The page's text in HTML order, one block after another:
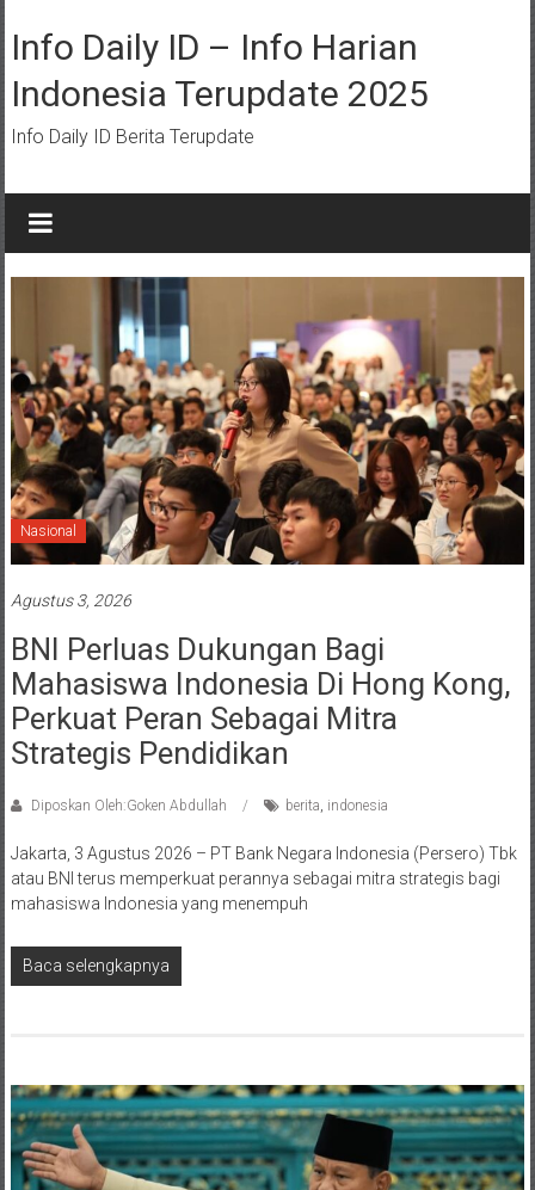
ke
konten
Info Daily ID – Info Harian
Indonesia Terupdate 2025
Info Daily ID Berita Terupdate
Nasional
Agustus 3, 2026
BNI Perluas Dukungan Bagi
Mahasiswa Indonesia Di Hong Kong,
Perkuat Peran Sebagai Mitra
Strategis Pendidikan
Diposkan Oleh:Goken Abdullah berita indonesia
Jakarta, 3 Agustus 2026 – PT Bank Negara Indonesia (Persero) Tbk
atau BNI terus memperkuat perannya sebagai mitra strategis bagi
mahasiswa Indonesia yang menempuh
Baca selengkapnya